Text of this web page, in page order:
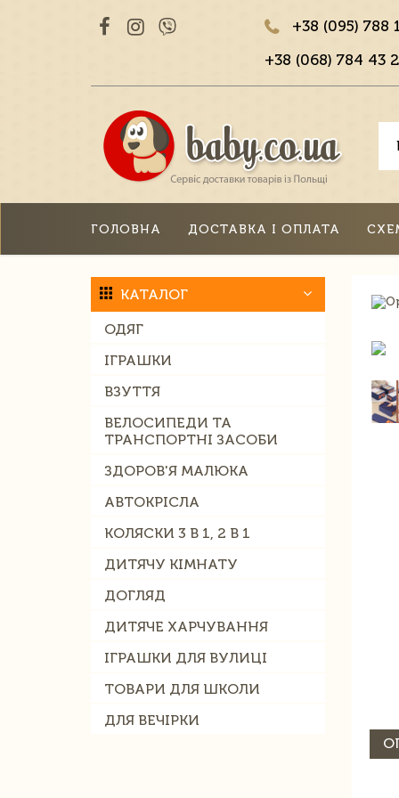
+38 (095) 788
+38 (068) 784 43
ГОЛОВНА ДОСТАВКА І ОПЛАТА
КАТАЛОГ
ОДЯГ
ІГРАШКИ
ВЗУТТЯ
ВЕЛОСИПЕДИ ТА
ТРАНСПОРТНІ ЗАСОБИ
ЗДОРОВ'Я МАЛЮКА
АВТОКРІСЛА
КОЛЯСКИ 3 В 1, 2 В 1
ДИТЯЧУ КІМНАТУ
ДОГЛЯД
ДИТЯЧЕ ХАРЧУВАННЯ
ІГРАШКИ ДЛЯ ВУЛИЦІ
ТОВАРИ ДЛЯ ШКОЛИ
ДЛЯ ВЕЧІРКИ